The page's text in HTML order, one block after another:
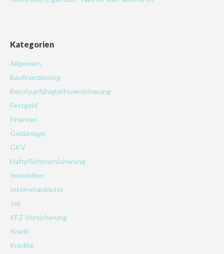
Kategorien
Allgemein
Baufinanzierung
Berufsunfähigkeitsversicherung
Festgeld
Finanzen
Geldanlage
GKV
Haftpflichtversicherung
Immobilien
Internetanbieter
Job
KFZ-Versicherung
Kredit
Kredite